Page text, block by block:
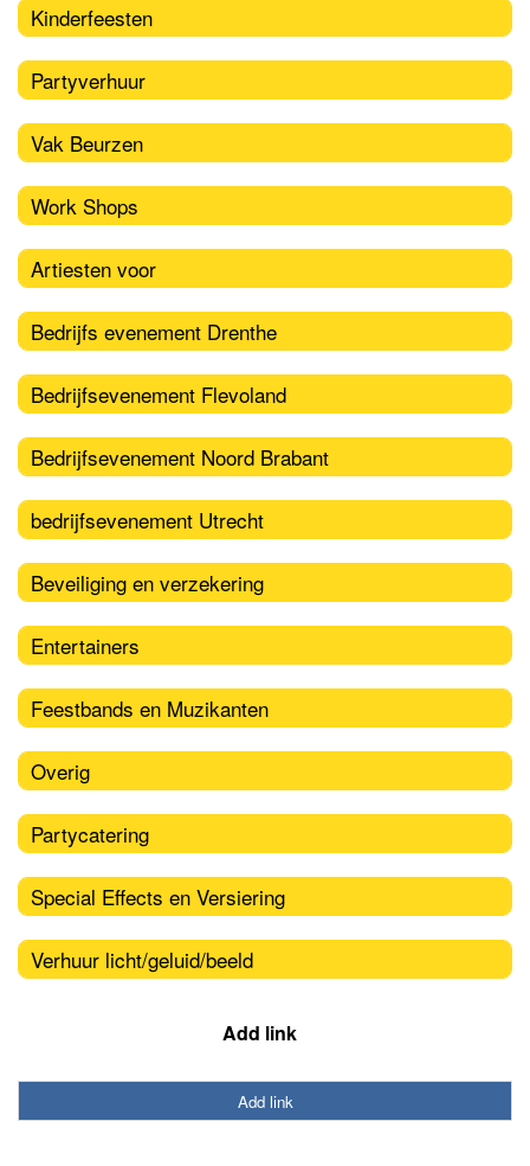
Kinderfeesten
Partyverhuur
Vak Beurzen
Work Shops
Artiesten voor
Bedrijfs evenement Drenthe
Bedrijfsevenement Flevoland
Bedrijfsevenement Noord Brabant
bedrijfsevenement Utrecht
Beveiliging en verzekering
Entertainers
Feestbands en Muzikanten
Overig
Partycatering
Special Effects en Versiering
Verhuur licht/geluid/beeld
Add link
Add link